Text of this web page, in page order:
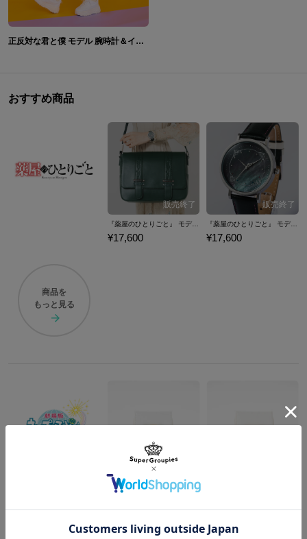
正反対な君と僕 モデル 腕時計＆イエティ モデル ショルダーポーチ
おすすめ商品
『薬屋のひとりごと』 モデル ショルダーバッグ
¥17,600 ¥17,600
商品を
もっと見る
ST☆RISH 愛島セシル モデル 三つ折り財布 劇場版 うたの☆プリンスさまっ♪ マジLOVEスターリッシュツアーズ
¥12,650